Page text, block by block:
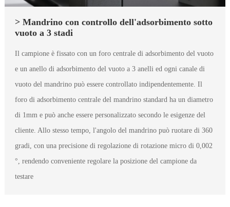
> Mandrino con controllo dell'adsorbimento sotto
vuoto a 3 stadi
Il campione è fissato con un foro centrale di adsorbimento del vuoto
e un anello di adsorbimento del vuoto a 3 anelli ed ogni canale di
vuoto del mandrino può essere controllato indipendentemente. Il
foro di adsorbimento centrale del mandrino standard ha un diametro
di 1mm e può anche essere personalizzato secondo le esigenze del
cliente. Allo stesso tempo, l'angolo del mandrino può ruotare di 360
gradi, con una precisione di regolazione di rotazione micro di 0,002
°, rendendo conveniente regolare la posizione del campione da
testare